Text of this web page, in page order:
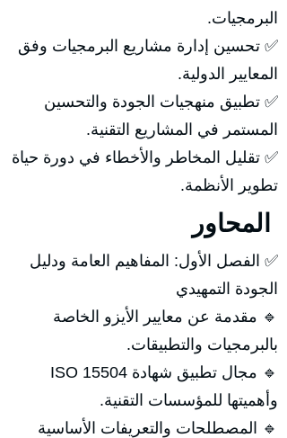
البرمجيات.
✅ تحسين إدارة مشاريع البرمجيات وفق
المعايير الدولية.
✅ تطبيق منهجيات الجودة والتحسين
المستمر في المشاريع التقنية.
✅ تقليل المخاطر والأخطاء في دورة حياة
تطوير الأنظمة.
✅ الفصل الأول: المفاهيم العامة ودليل
الجودة التمهيدي
🔹 مقدمة عن معايير الأيزو الخاصة
بالبرمجيات والتطبيقات.
🔹 مجال تطبيق شهادة ISO 15504
وأهميتها للمؤسسات التقنية.
🔹 المصطلحات والتعريفات الأساسية